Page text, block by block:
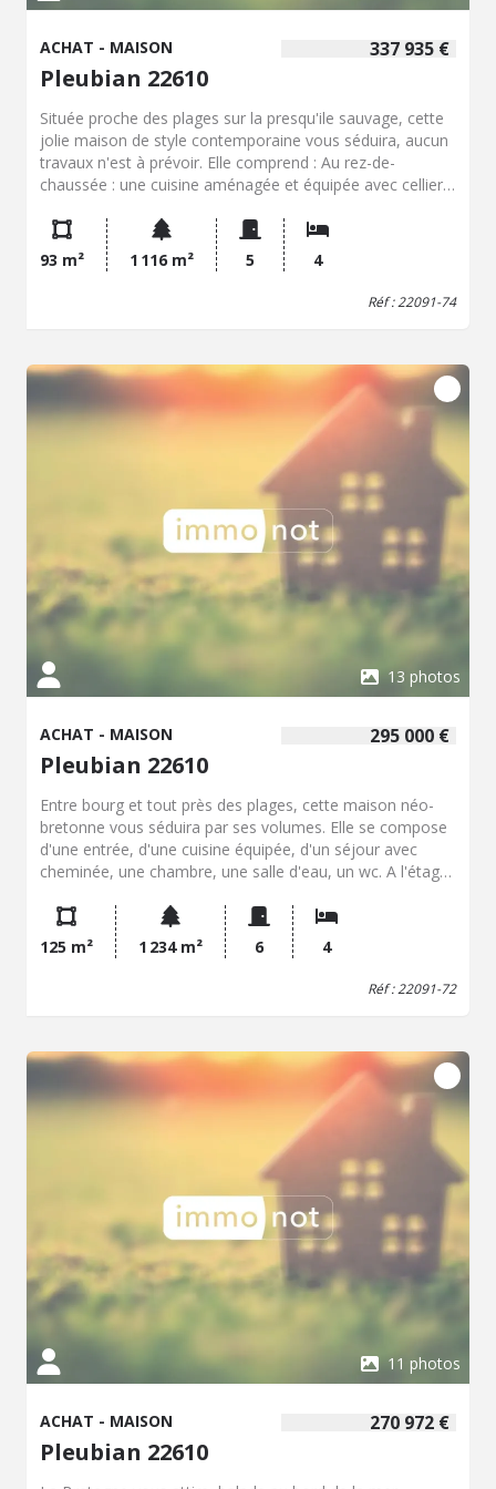
337 935 €
ACHAT - MAISON
Pleubian 22610
Située proche des plages sur la presqu'ile sauvage, cette
jolie maison de style contemporaine vous séduira, aucun
travaux n'est à prévoir. Elle comprend : Au rez-de-
chaussée : une cuisine aménagée et équipée avec cellier
salon avec accès sur deux terrasses, une chambre, une
salle d'eau, un wc. A l'étage, une salle de bains avec wc,
une chambre avec dressing, une autre chambre, une
l'étude de Me LEURANGUER, afin d'organiser une visite
au 02.96.22.91.34
93 m² 1 116 m² 5 4
Réf : 22091-74
13 photos
295 000 €
ACHAT - MAISON
Pleubian 22610
Entre bourg et tout près des plages, cette maison néo-
bretonne vous séduira par ses volumes. Elle se compose
d'une entrée, d'une cuisine équipée, d'un séjour avec
cheminée, une chambre, une salle d'eau, un wc. A l'étage,
une salle de bains, wc. Garage attenant. Carport. Terrasse
Le tout sur un terrain de 1234 m² d'environ L'ensemble
sur un terrain d'environ 1200m². Bel environnement
125 m² 1 234 m² 6 4
Réf : 22091-72
11 photos
270 972 €
ACHAT - MAISON
Pleubian 22610